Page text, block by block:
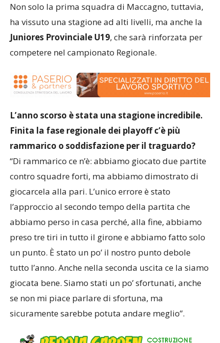
Non solo la prima squadra di Maccagno, tuttavia,
ha vissuto una stagione ad alti livelli, ma anche la
Juniores Provinciale U19, che sarà rinforzata per
competere nel campionato Regionale.
L’anno scorso è stata una stagione incredibile.
Finita la fase regionale dei playoff c’è più
rammarico o soddisfazione per il traguardo?
“Di rammarico ce n’è: abbiamo giocato due partite
contro squadre forti, ma abbiamo dimostrato di
giocarcela alla pari. L’unico errore è stato
l’approccio al secondo tempo della partita che
abbiamo perso in casa perché, alla fine, abbiamo
preso tre tiri in tutto il girone e abbiamo fatto solo
un punto. È stato un po’ il nostro punto debole
tutto l’anno. Anche nella seconda uscita ce la siamo
giocata bene. Siamo stati un po’ sfortunati, anche
se non mi piace parlare di sfortuna, ma
sicuramente sarebbe potuta andare meglio”.